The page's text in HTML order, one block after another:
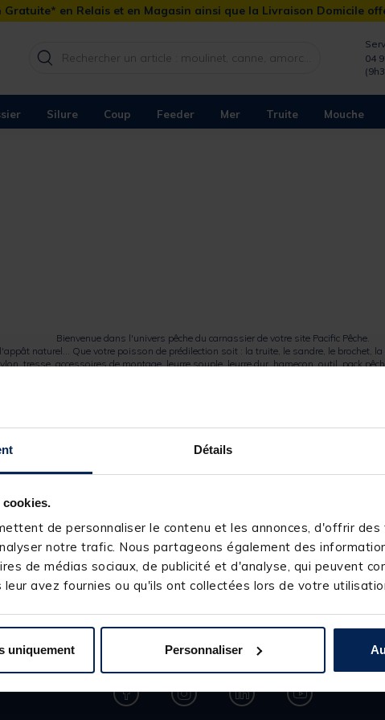
Détails
de personnaliser le contenu et les annonces, d'offrir
notre trafic. Nous partageons également des
de médias sociaux, de publicité et d'analyse, qui peuvent
avez fournies ou qu'ils ont collectées lors de votre
uniquement Personnaliser
Gratuite* en Relais et en Magasin ainsi que la Livraison Domicile
04
Silure Coup Feeder Mer Truite Mouche
Bienvenue dans l'univers pêche du carnassier de votre site Pacific Pêche.
appât naturel ... Que votre poisson de prédilection soit : la truite , le sandre , le brochet , la
tresse, accessoires de montage, leurre souple, leurre dur, hameçon, outil, pack
Moulinet casting, ou moulinet spinning ? Silure record ? En bateau, du bord ou en
Inscrivez-vous à notre newsletter
Gardez le fil, suivez-nous !
* Email